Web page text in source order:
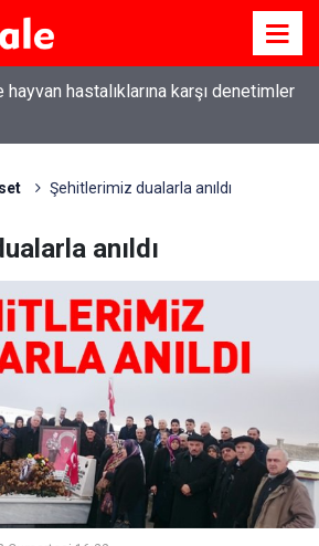
hayvan hastalıklarına karşı denetimler
Şehitlerimiz dualarla anıldı
anıldı